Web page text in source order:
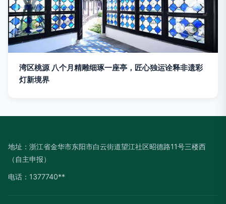
湾区桃源 八个月精雕细琢一座亭，匠心独运诠释非遗彩
灯新境界
地址：浙江省金华市东阳市白云街道望江社区昭德路11号三楼西
（自主申报）
电话：1377740**